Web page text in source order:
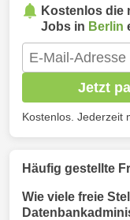
Kostenlos die
Jobs in Berlin
Jetzt
Kostenlos. Jederzeit
Häufig gestellte
Wie viele freie